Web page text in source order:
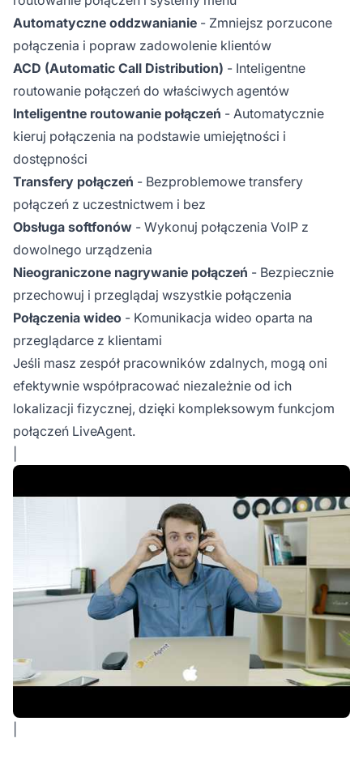
Automatyczne oddzwanianie - Zmniejsz porzucone
połączenia i popraw zadowolenie klientów
ACD (Automatic Call Distribution) - Inteligentne
routowanie połączeń do właściwych agentów
Inteligentne routowanie połączeń - Automatycznie
kieruj połączenia na podstawie umiejętności i
dostępności
Transfery połączeń - Bezproblemowe transfery
połączeń z uczestnictwem i bez
Obsługa softfonów - Wykonuj połączenia VoIP z
dowolnego urządzenia
Nieograniczone nagrywanie połączeń - Bezpiecznie
przechowuj i przeglądaj wszystkie połączenia
Połączenia wideo - Komunikacja wideo oparta na
przeglądarce z klientami
Jeśli masz zespół pracowników zdalnych, mogą oni
efektywnie współpracować niezależnie od ich
lokalizacji fizycznej, dzięki kompleksowym funkcjom
połączeń LiveAgent.